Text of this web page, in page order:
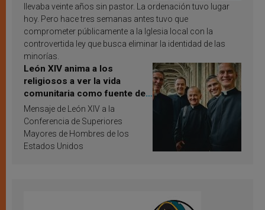
llevaba veinte años sin pastor. La ordenación tuvo lugar
hoy. Pero hace tres semanas antes tuvo que
comprometer públicamente a la Iglesia local con la
controvertida ley que busca eliminar la identidad de las
minorías.
León XIV anima a los
religiosos a ver la vida
comunitaria como fuente de
inspiración y santificación
Mensaje de León XIV a la
Conferencia de Superiores
Mayores de Hombres de los
Estados Unidos